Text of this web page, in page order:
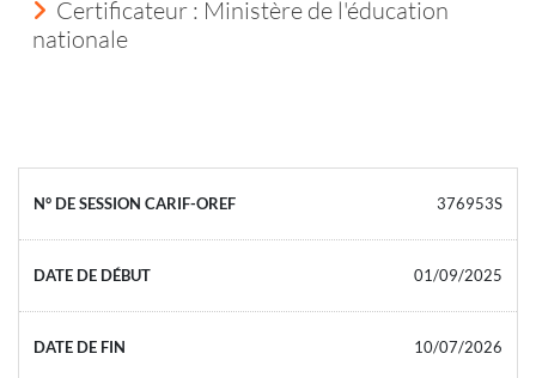
Certificateur : Ministère de l'éducation
nationale
376953S
01/09/2025
10/07/2026